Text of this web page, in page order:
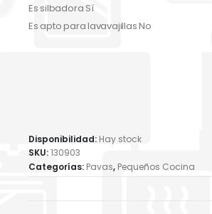
Es silbadora Sí
Es apto para lavavajillas No
Disponibilidad: Hay stock
SKU:130903
Categorías: Pavas, Pequeños Cocina